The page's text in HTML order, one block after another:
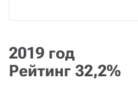
2019 год
Рейтинг 32,2%